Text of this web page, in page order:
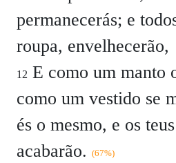
permanecerás; e
roupa, envelhecerão,
12 E como um manto
como um vestido se
és o mesmo, e os
acabarão. (67%)